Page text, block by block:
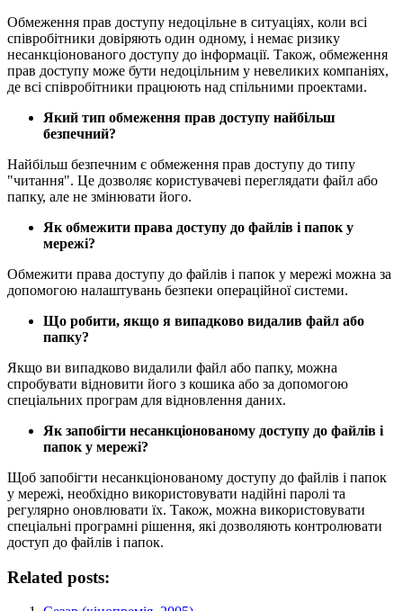
Обмеження прав доступу недоцільне в ситуаціях, коли всі
співробітники довіряють один одному, і немає ризику
несанкціонованого доступу до інформації. Також, обмеження
прав доступу може бути недоцільним у невеликих компаніях,
де всі співробітники працюють над спільними проектами.
Який тип обмеження прав доступу найбільш
безпечний?
Найбільш безпечним є обмеження прав доступу до типу
"читання". Це дозволяє користувачеві переглядати файл або
папку, але не змінювати його.
Як обмежити права доступу до файлів і папок у
мережі?
Обмежити права доступу до файлів і папок у мережі можна за
допомогою налаштувань безпеки операційної системи.
Що робити, якщо я випадково видалив файл або
папку?
Якщо ви випадково видалили файл або папку, можна
спробувати відновити його з кошика або за допомогою
спеціальних програм для відновлення даних.
Як запобігти несанкціонованому доступу до файлів і
папок у мережі?
Щоб запобігти несанкціонованому доступу до файлів і папок
у мережі, необхідно використовувати надійні паролі та
регулярно оновлювати їх. Також, можна використовувати
спеціальні програмні рішення, які дозволяють контролювати
доступ до файлів і папок.
Related posts: